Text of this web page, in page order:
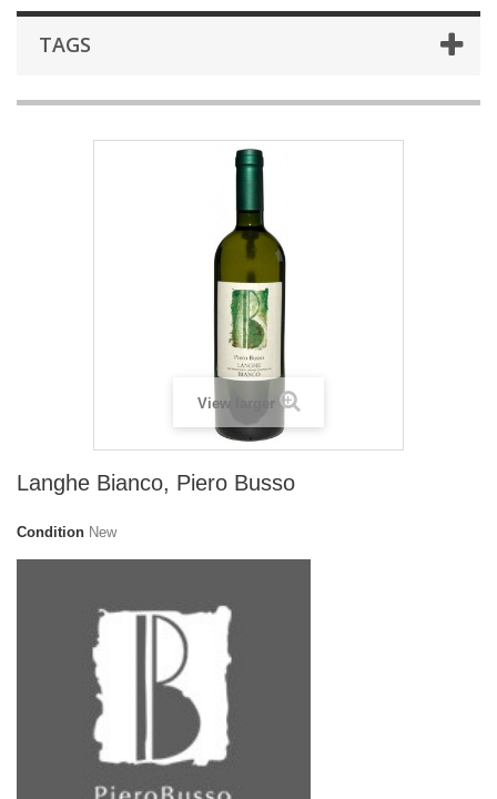
TAGS
View larger
Langhe Bianco, Piero Busso
Condition New